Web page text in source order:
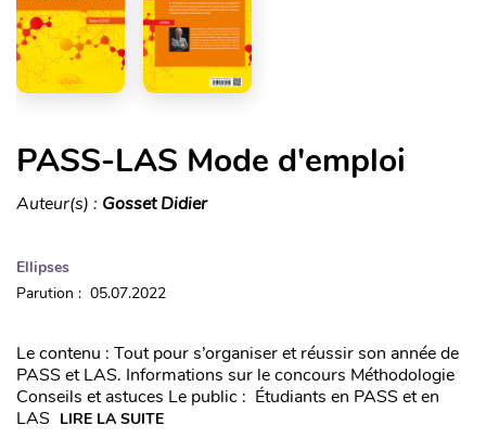
PASS-LAS Mode d'emploi
Auteur(s) : Gosset Didier
Ellipses
Parution : 05.07.2022
Le contenu : Tout pour s’organiser et réussir son année de
PASS et LAS. Informations sur le concours Méthodologie
Conseils et astuces Le public : Étudiants en PASS et en
LAS LIRE LA SUITE